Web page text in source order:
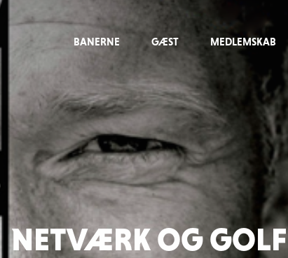
BANERNE GÆST MEDLEMSKAB
NETVÆRK OG GOLF